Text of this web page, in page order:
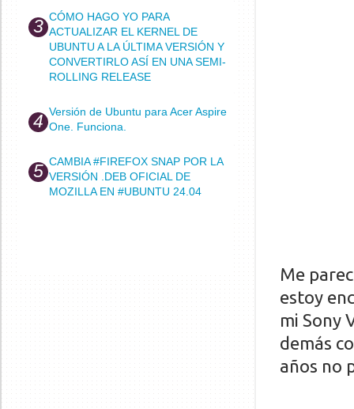
Me
estoy
mi Sony
demás
años no
CÓMO HAGO YO PARA
ACTUALIZAR EL KERNEL DE
UBUNTU A LA ÚLTIMA VERSIÓN Y
CONVERTIRLO ASÍ EN UNA SEMI-
ROLLING RELEASE
Versión de Ubuntu para Acer Aspire
One. Funciona.
CAMBIA #FIREFOX SNAP POR LA
VERSIÓN .DEB OFICIAL DE
MOZILLA EN #UBUNTU 24.04